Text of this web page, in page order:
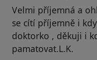
Velmi příjemná a
se cítí příjemně i
doktorko , děkuji i
pamatovat.L.K.